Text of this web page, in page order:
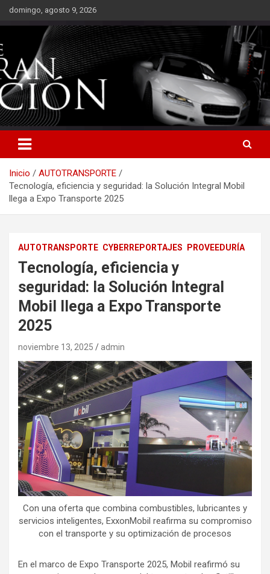
Saltardomingo, agosto 9, 2026
Inicio
AUTOTRANSPORTE
Tecnología, eficiencia y seguridad: la Solución Integral Mobil
llega a Expo Transporte 2025
AUTOTRANSPORTE CYBERREPORTAJES PROVEEDURÍA
Tecnología, eficiencia y
seguridad: la Solución Integral
Mobil llega a Expo Transporte
2025
noviembre 13, 2025 admin
Con una oferta que combina combustibles, lubricantes y
servicios inteligentes, ExxonMobil reafirma su compromiso
con el transporte y su optimización de procesos
En el marco de Expo Transporte 2025, Mobil reafirmó su